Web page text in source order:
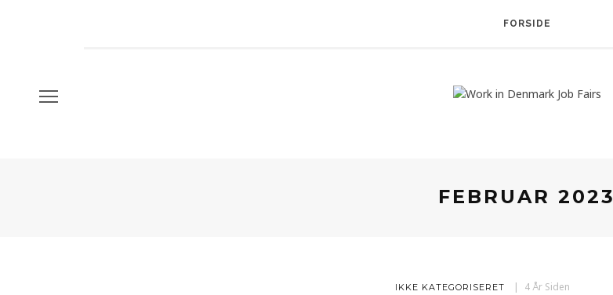
FORSIDE
FEBRUAR 2023
IKKE KATEGORISERET 4 År Siden